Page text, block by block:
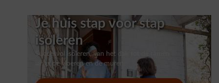
Je huis stap voor stap
isoleren
Succesvol isoleren, van het dak tot de ramen
langs de vloeren en de muren.